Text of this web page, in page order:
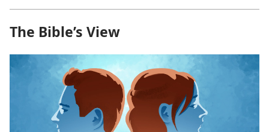
The Bible’s View